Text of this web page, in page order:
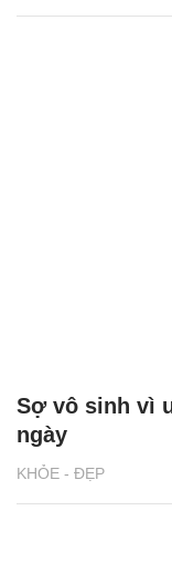
KHỎE - ĐẸP
Sợ vô sinh vì
ngày